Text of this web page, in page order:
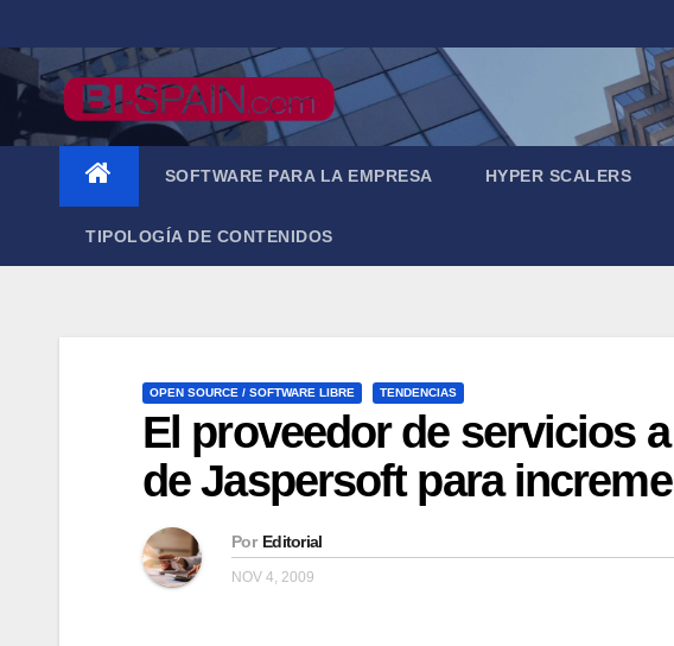
al
contenido
SOFTWARE PARA LA EMPRESA HYPER SCALERS
TIPOLOGÍA DE CONTENIDOS
OPEN SOURCE / SOFTWARE LIBRE TENDENCIAS
El proveedor de servicios
de Jaspersoft para
Por Editorial
NOV 4, 2009